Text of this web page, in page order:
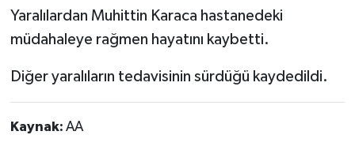
Yaralılardan Muhittin Karaca hastanedeki
müdahaleye rağmen hayatını kaybetti.
Diğer yaralıların tedavisinin sürdüğü kaydedildi.
Kaynak: AA